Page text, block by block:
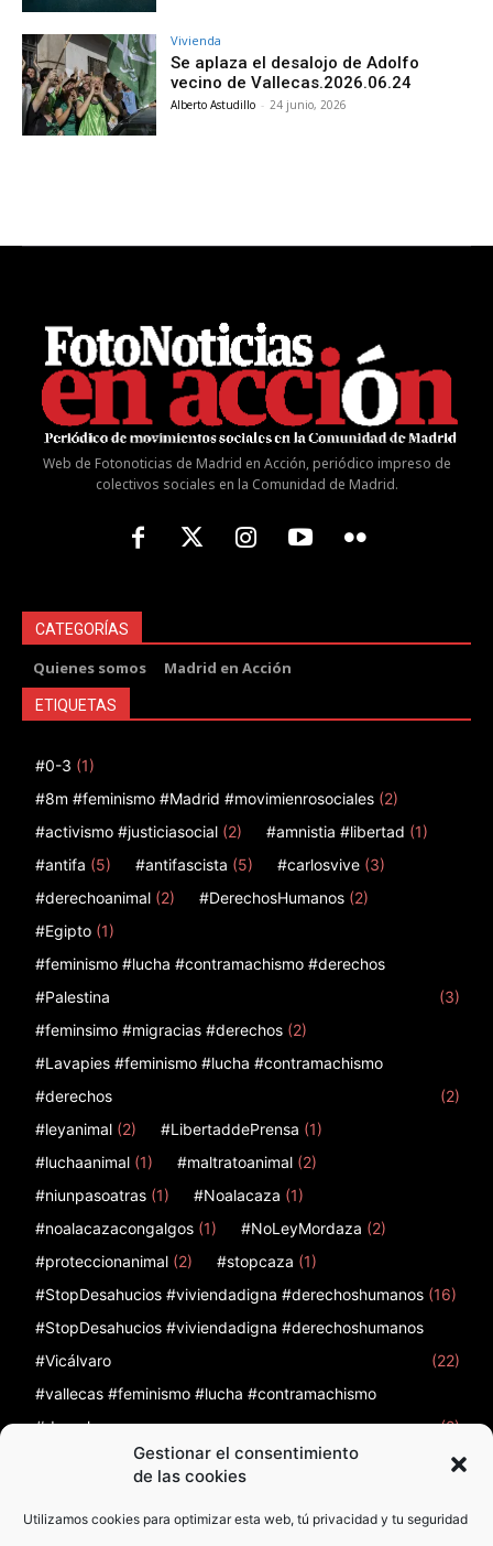
Gestionar el consentimiento
de las cookies
Utilizamos cookies para optimizar esta web, tú privacidad y tu seguridad
Vivienda
Se aplaza el desalojo de Adolfo
vecino de Vallecas.2026.06.24
Alberto Astudillo - 24 junio, 2026
Web de Fotonoticias de Madrid en Acción, periódico impreso de
colectivos sociales en la Comunidad de Madrid.
CATEGORÍAS
Quienes somos Madrid en Acción
ETIQUETAS
#0-3 (1)
#8m #feminismo #Madrid #movimienrosociales (2)
#activismo #justiciasocial (2) #amnistia #libertad (1)
#antifa (5) #antifascista (5) #carlosvive (3)
#derechoanimal (2) #DerechosHumanos (2)
#Egipto (1)
#feminismo #lucha #contramachismo #derechos
#Palestina
(3)
#feminsimo #migracias #derechos (2)
#Lavapies #feminismo #lucha #contramachismo
#derechos
(2)
#leyanimal (2) #LibertaddePrensa (1)
#luchaanimal (1) #maltratoanimal (2)
#niunpasoatras (1) #Noalacaza (1)
#noalacazacongalgos (1) #NoLeyMordaza (2)
#proteccionanimal (2) #stopcaza (1)
#StopDesahucios #viviendadigna #derechoshumanos (16)
#StopDesahucios #viviendadigna #derechoshumanos
#Vicálvaro
(22)
#vallecas #feminismo #lucha #contramachismo
#derechos
(2)
12 de febrero (1) 12F (1) 12octubre